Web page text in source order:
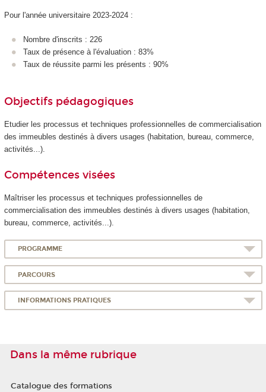
Pour l'année universitaire 2023-2024 :
Nombre d'inscrits : 226
Taux de présence à l'évaluation : 83%
Taux de réussite parmi les présents : 90%
Objectifs pédagogiques
Etudier les processus et techniques professionnelles de commercialisation
des immeubles destinés à divers usages (habitation, bureau, commerce,
activités...).
Compétences visées
Maîtriser les processus et techniques professionnelles de
commercialisation des immeubles destinés à divers usages (habitation,
bureau, commerce, activités...).
PROGRAMME
PARCOURS
INFORMATIONS PRATIQUES
Dans la même rubrique
Catalogue des formations